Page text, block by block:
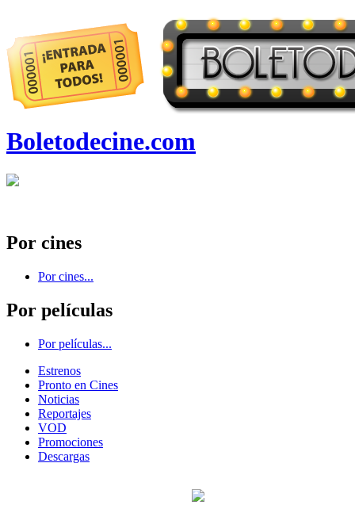
Boletodecine.com
Por cines
Por cines...
Por películas
Por películas...
Estrenos
Pronto en Cines
Noticias
Reportajes
VOD
Promociones
Descargas